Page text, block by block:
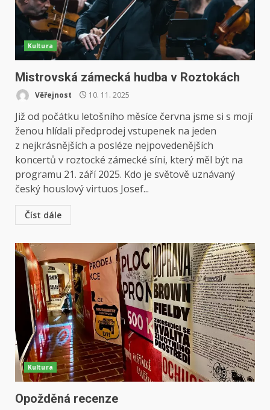
Kultura
Mistrovská zámecká hudba v Roztokách
Věřejnost 10. 11. 2025
Již od počátku letošního měsíce června jsme si s mojí
ženou hlídali předprodej vstupenek na jeden
z nejkrásnějších a posléze nejpovedenějších
koncertů v roztocké zámecké síni, který měl být na
programu 21. září 2025. Kdo je světově uznávaný
český houslový virtuos Josef...
Číst dále
Kultura
Opožděná recenze